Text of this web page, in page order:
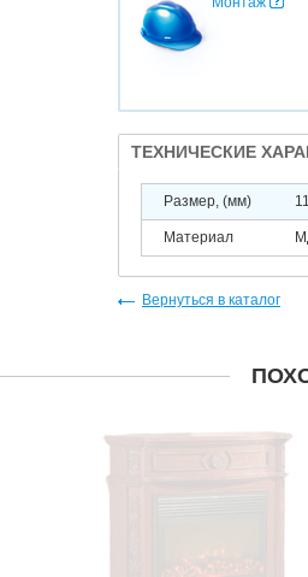
ТЕХНИЧЕСКИЕ
Размер, (мм)
Материал
Вернуться в каталог